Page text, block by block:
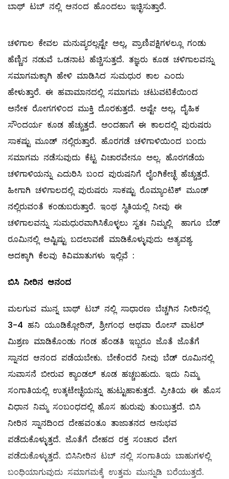
ಬಾಥ್‌ ಟಬ್‌ ನಲ್ಲಿ ಆನಂದ ಹೊಂದಲು ಇಚ್ಛಿಸುತ್ತಾರೆ.
ಚಳಿಗಾಲ ಕೇವಲ ಮನುಷ್ಯರಲ್ಲಷ್ಟೇ ಅಲ್ಲ, ಪ್ರಾಣಿಪಕ್ಷಿಗಳಲ್ಲೂ ಗಂಡು
ಹೆಣ್ಣಿನ ನಡುವೆ ಒಡನಾಟ ಹೆಚ್ಚಿಸುತ್ತದೆ. ತಜ್ಞರು ಕೂಡ ಚಳಿಗಾಲವನ್ನು
ಸಮಾಗಮಕ್ಕಾಗಿ ಹೇಳಿ ಮಾಡಿಸಿದ ಸುಮಧುರ ಕಾಲ ಎಂದು
ಹೇಳುತ್ತಾರೆ. ಈ ಹವಾಮಾನದಲ್ಲಿ ಸಮಾಗಮ ಚಟುವಟಿಕೆಯಿಂದ
ಅನೇಕ ರೋಗಗಳಿಂದ ಮುಕ್ತಿ ದೊರಕುತ್ತದೆ. ಅಷ್ಟೇ ಅಲ್ಲ, ದೈಹಿಕ
ಸೌಂದರ್ಯ ಕೂಡ ಹೆಚ್ಚುತ್ತದೆ. ಅಂದಹಾಗೆ ಈ ಕಾಲದಲ್ಲಿ ಪುರುಷರು
ಸಾಕಷ್ಟು ಮೂಡ್‌ ನಲ್ಲಿರುತ್ತಾರೆ. ಹೊರಗಡೆ ಚಳಿಗಾಳಿಯಿಂದ ಬಂದು
ಸಮಾಗಮ ನಡೆಸುವುದು ಕೆಟ್ಟ ವಿಚಾರವೇನೂ ಅಲ್ಲ. ಹೊರಗಡೆಯ
ಚಳಿಗಾಳಿಯನ್ನು ಎದುರಿಸಿ ಬಂದ ಪುರುಷನಿಗೆ ಲೈಂಗಿಕೇಚ್ಛೆ ಹೆಚ್ಚುತ್ತದೆ.
ಹೀಗಾಗಿ ಚಳಿಗಾಲದಲ್ಲಿ ಪುರುಷರು ಸಾಕಷ್ಟು ರೊಮ್ಯಾಂಟಿಕ್‌ ಮೂಡ್‌
ನಲ್ಲಿರುವಂತೆ ಕಂಡುಬರುತ್ತಾರೆ. ಇಂಥ ಸ್ಥಿತಿಯಲ್ಲಿ ನೀವು ಈ
ಚಳಿಗಾಲವನ್ನು ಸುಮಧುರವಾಗಿಸಿಕೊಳ್ಳಲು ಸ್ವತಃ ನಿಮ್ಮಲ್ಲಿ ಹಾಗೂ ಬೆಡ್‌
ರೂಮಿನಲ್ಲಿ ಅಷ್ಟಿಷ್ಟು ಬದಲಾವಣೆ ಮಾಡಿಕೊಳ್ಳುವುದು ಅತ್ಯವಶ್ಯ.
ಅದಕ್ಕಾಗಿ ಕೆಲವು ಕಿವಿಮಾತುಗಳು ಇಲ್ಲಿವೆ :
ಬಿಸಿ ನೀರಿನ ಆನಂದ
ಮಲಗುವ ಮುನ್ನ ಬಾಥ್‌ ಟಬ್‌ ನಲ್ಲಿ ಸಾಧಾರಣ ಬೆಚ್ಚಗಿನ ನೀರಿನಲ್ಲಿ
3-4 ಹನಿ ಯೂಡಿಕ್ಲೋರಿನ್‌, ಶ್ರೀಗಂಧ ಅಥವಾ ರೋಸ್ ವಾಟರ್‌
ಮಿಶ್ರಣ ಮಾಡಿಕೊಂಡು ಗಂಡ ಹೆಂಡತಿ ಇಬ್ಬರೂ ಜೊತೆ ಜೊತೆಗೆ
ಸ್ನಾನದ ಆನಂದ ಪಡೆಯಬೇಕು. ಬೇಕೆಂದರೆ ನೀವು ಬೆಡ್‌ ರೂಮಿನಲ್ಲಿ
ಸುವಾಸನೆ ಬೀರುವ ಕ್ಯಾಂಡಲ್ ಕೂಡ ಹಚ್ಚಬಹುದು. ಇದು ನಿಮ್ಮ
ಸಂಗಾತಿಯಲ್ಲಿ ಉತ್ಕಟೇಚ್ಛೆಯನ್ನು ಹುಟ್ಟುಹಾಕುತ್ತದೆ. ಪ್ರೀತಿಯ ಈ ಹೊಸ
ವಿಧಾನ ನಿಮ್ಮ ಸಂಬಂಧದಲ್ಲಿ ಹೊಸ ಹುರುಪು ತುಂಬುತ್ತದೆ. ಬಿಸಿ
ನೀರಿನ ಸ್ನಾನದಿಂದ ದೇಹವಂತೂ ತಾಜಾತನದ ಅನುಭವ
ಪಡೆದುಕೊಳ್ಳುತ್ತದೆ. ಜೊತೆಗೆ ದೇಹದ ರಕ್ತ ಸಂಚಾರ ವೇಗ
ಪಡೆದುಕೊಳ್ಳುತ್ತದೆ. ಬಿಸಿನೀರಿನ ಟಬ್‌ ನಲ್ಲಿ ಸಂಗಾತಿಯ ಬಾಹುಗಳಲ್ಲಿ
ಬಂಧಿಯಾಗುವುದು ಸಮಾಗಮಕ್ಕೆ ಉತ್ತಮ ಮುನ್ನುಡಿ ಬರೆಯುತ್ತದೆ.